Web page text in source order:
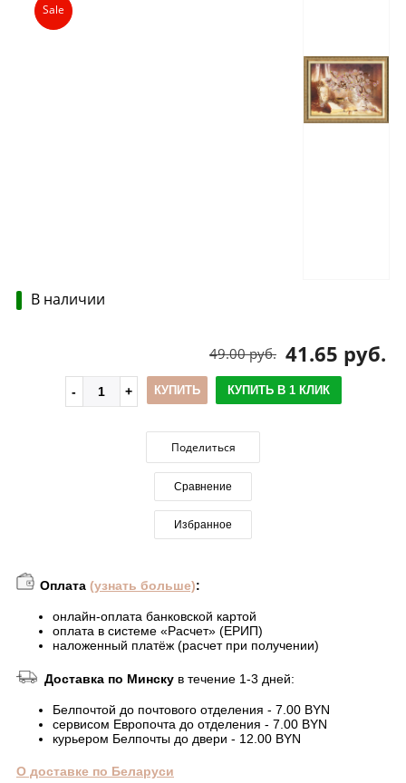
Sale
В наличии
41.65 руб.
49.00 руб.
КУПИТЬ КУПИТЬ В 1 КЛИК
Поделиться
Сравнение
Избранное
Оплата (узнать больше):
онлайн-оплата банковской картой
оплата в системе «Расчет» (ЕРИП)
наложенный платёж (расчет при получении)
Доставка по Минску в течение 1-3 дней:
Белпочтой до почтового отделения - 7.00 BYN
сервисом Европочта до отделения - 7.00 BYN
курьером Белпочты до двери - 12.00 BYN
О доставке по Беларуси